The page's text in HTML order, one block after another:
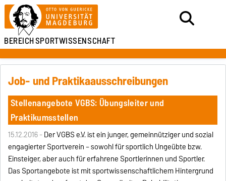
BEREICHSPORTWISSENSCHAFT
Job- und Praktikaausschreibungen
Stellenangebote VGBS: Übungsleiter und
Praktikumsstellen
15.12.2016 -Der VGBS e.V. ist ein junger, gemeinnütziger und sozial
engagierter Sportverein – sowohl für sportlich Ungeübte bzw.
Einsteiger, aber auch für erfahrene Sportlerinnen und Sportler.
Das Sportangebote ist mit sportwissenschaftlichem Hintergrund